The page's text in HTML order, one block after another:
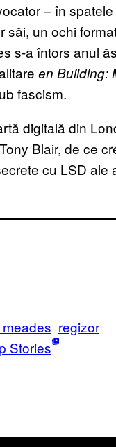
– în
un ochi
s-a întors anul
en Building:
fascism.
digitală din
Blair, de ce
cu LSD ale
regizor
Stories